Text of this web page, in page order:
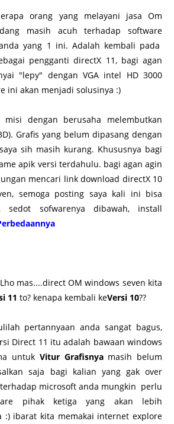
orang yang melayani jasa Om
masih acuh terhadap software
yang 1 ini. Adalah kembali pada
pengganti directX 11, bagi agan
"lepy" dengan VGA intel HD 3000
ini akan menjadi solusinya :)
misi dengan berusaha melembutkan
Grafis yang belum dipasang dengan
sih masih kurang. Khususnya bagi
apik versi terdahulu. bagi agan agin
mencari link download directX 10
semoga posting saya kali ini bisa
sedot sofwarenya dibawah, install
mas....direct OM windows seven kita
11 to? kenapa kembali keVersi 10??
pertannyaan anda sangat bagus,
Direct 11 itu adalah bawaan windows
untuk Vitur Grafisnyamasih belum
saja bagi kalian yang gak over
microsoft anda mungkin perlu
pihak ketiga yang akan lebih
:) ibarat kita memakai internet explore